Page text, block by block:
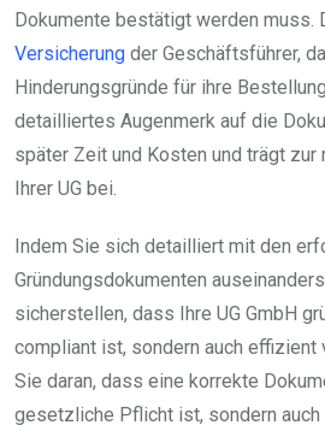
Dokumente bestätigt werden muss.
Versicherung der Geschäftsführer,
Hinderungsgründe für ihre
detailliertes Augenmerk auf die
später Zeit und Kosten und trägt zur
Ihrer UG bei.
Indem Sie sich detailliert mit den
Gründungsdokumenten
sicherstellen, dass Ihre UG GmbH
compliant ist, sondern auch effizient
Sie daran, dass eine korrekte
gesetzliche Pflicht ist, sondern auch